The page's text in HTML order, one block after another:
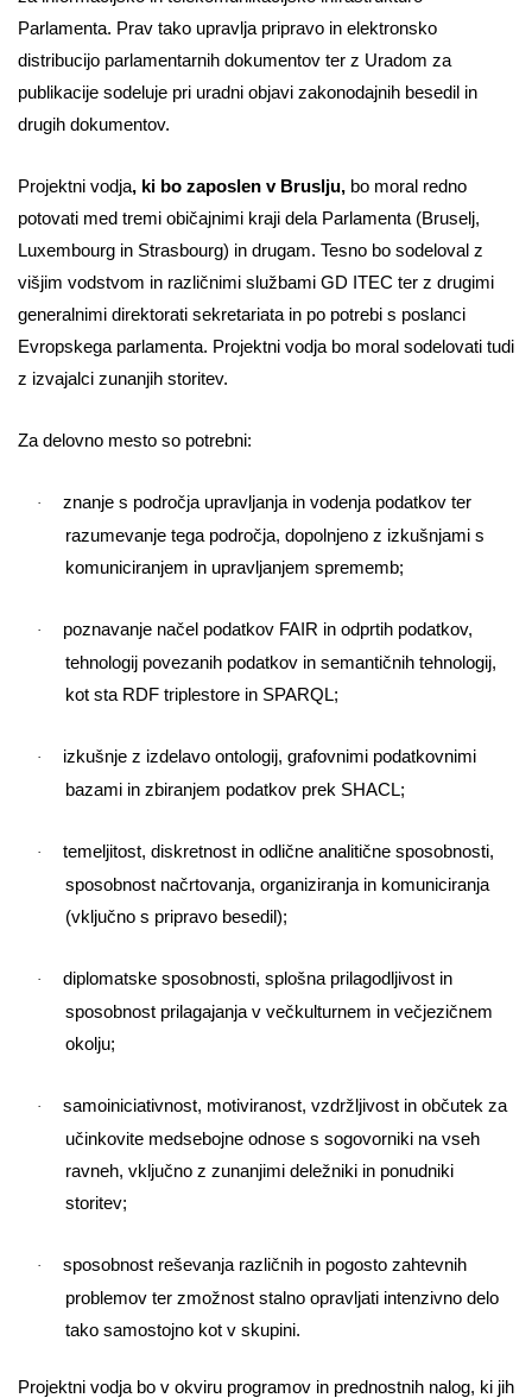
Parlamenta. Prav tako upravlja pripravo in elektronsko
distribucijo parlamentarnih dokumentov ter z Uradom za
publikacije sodeluje pri uradni objavi zakonodajnih besedil in
drugih dokumentov.
Projektni vodja, ki bo zaposlen v Bruslju, bo moral redno
potovati med tremi običajnimi kraji dela Parlamenta (Bruselj,
Luxembourg in Strasbourg) in drugam. Tesno bo sodeloval z
višjim vodstvom in različnimi službami GD ITEC ter z drugimi
generalnimi direktorati sekretariata in po potrebi s poslanci
Evropskega parlamenta. Projektni vodja bo moral sodelovati tudi
z izvajalci zunanjih storitev.
Za delovno mesto so potrebni:
·
znanje s področja upravljanja in vodenja podatkov ter
razumevanje tega področja, dopolnjeno z izkušnjami s
komuniciranjem in upravljanjem sprememb;
·
poznavanje načel podatkov FAIR in odprtih podatkov,
tehnologij povezanih podatkov in semantičnih tehnologij,
kot sta RDF triplestore in SPARQL;
·
izkušnje z izdelavo ontologij, grafovnimi podatkovnimi
bazami in zbiranjem podatkov prek SHACL;
·
temeljitost, diskretnost in odlične analitične sposobnosti,
sposobnost načrtovanja, organiziranja in komuniciranja
(vključno s pripravo besedil);
·
diplomatske sposobnosti, splošna prilagodljivost in
sposobnost prilagajanja v večkulturnem in večjezičnem
okolju;
·
samoiniciativnost, motiviranost, vzdržljivost in občutek za
učinkovite medsebojne odnose s sogovorniki na vseh
ravneh, vključno z zunanjimi deležniki in ponudniki
storitev;
·
sposobnost reševanja različnih in pogosto zahtevnih
problemov ter zmožnost stalno opravljati intenzivno delo
tako samostojno kot v skupini.
Projektni vodja bo v okviru programov in prednostnih nalog, ki jih